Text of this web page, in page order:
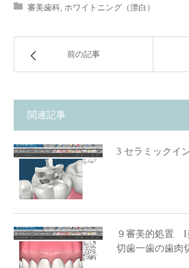
審美歯科, ホワイトニング（漂白）
前の記事
関連記事
3 セラミックイ
９審美的処置 I
切歯一歯の歯肉